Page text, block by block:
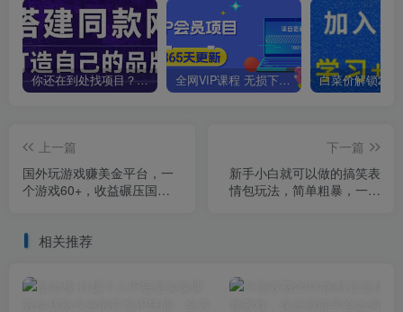
你还在到处找项目？还在当韭菜？我靠卖项目一个月收入5万+，曾经我也是个失败者。 全网VIP课程 无损下载~
上一篇
国外玩游戏赚美金平台，一
个游戏60+，收益碾压国内
下一篇
新手小白就可以做的搞笑表
情包玩法，简单粗暴，一部
相关推荐